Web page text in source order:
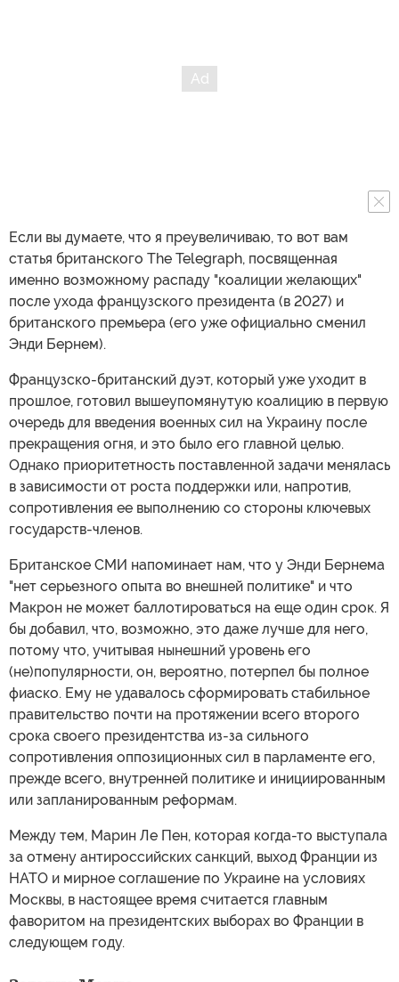
Если вы думаете, что я преувеличиваю, то вот вам
статья британского The Telegraph, посвященная
именно возможному распаду "коалиции желающих"
после ухода французского президента (в 2027) и
британского премьера (его уже официально сменил
Энди Бернем).
Французско-британский дуэт, который уже уходит в
прошлое, готовил вышеупомянутую коалицию в первую
очередь для введения военных сил на Украину после
прекращения огня, и это было его главной целью.
Однако приоритетность поставленной задачи менялась
в зависимости от роста поддержки или, напротив,
сопротивления ее выполнению со стороны ключевых
государств-членов.
Британское СМИ напоминает нам, что у Энди Бернема
"нет серьезного опыта во внешней политике" и что
Макрон не может баллотироваться на еще один срок. Я
бы добавил, что, возможно, это даже лучше для него,
потому что, учитывая нынешний уровень его
(не)популярности, он, вероятно, потерпел бы полное
фиаско. Ему не удавалось сформировать стабильное
правительство почти на протяжении всего второго
срока своего президентства из-за сильного
сопротивления оппозиционных сил в парламенте его,
прежде всего, внутренней политике и инициированным
или запланированным реформам.
Между тем, Марин Ле Пен, которая когда-то выступала
за отмену антироссийских санкций, выход Франции из
НАТО и мирное соглашение по Украине на условиях
Москвы, в настоящее время считается главным
фаворитом на президентских выборах во Франции в
следующем году.